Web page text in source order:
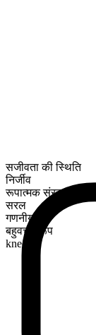
सजीवता की स्थिति
निर्जीव
रूपात्मक संरचना
सरल
गणनीय
बहुवचन रूप
knees